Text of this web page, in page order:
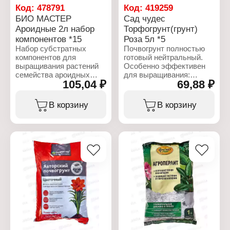
Объем: 10 л
Код: 478791
БИО МАСТЕР
Ароидные 2л набор
компонентов *15
Набор субстратных
компонентов для
выращивания растений
семейства ароидных
(калла, спатифиллум,
замиокулькас, антуриум,
диффенбахия, алоказия
и т. д.). Набор позволяет
условий выращивания
растения.
Характеристики:
Бренд: БиоМастер
Тип товара: Грунт
Вариация: набор
компонентов
Название: "Ароидные"
Назначение: для
105,04 ₽
В корзину
Код:419259
Сад чудес
Торфогрунт(грунт)
Роза 5л *5
Почвогрунт полностью
готовый нейтральный.
Особенно эффективен
для выращивания:
декоративных растений
требованиями к
элементам питания: роз,
изготовлен на основе
торфов различной
степени разложения с
добавлением
органических
субстратов, природных
структурирующих
компонентов, макро- и
микроэлементов. Грунт
средней плотности с
69,88 ₽
В корзину